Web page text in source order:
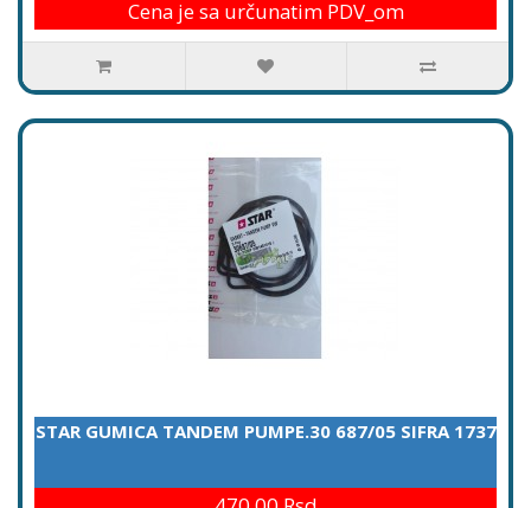
Cena je sa určunatim PDV_om
STAR GUMICA TANDEM PUMPE.30 687/05 SIFRA 1737